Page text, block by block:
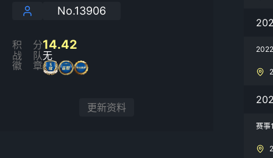
No.13906
积分14.42
战队无
徽章
更新资料
赛事